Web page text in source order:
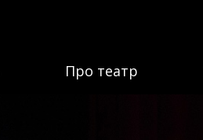
Про театр